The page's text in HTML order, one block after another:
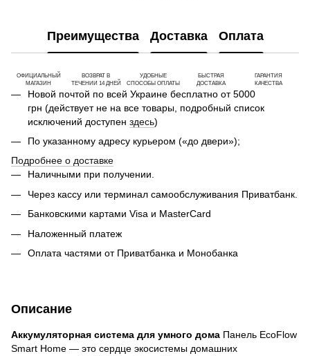
Преимущества Доставка Оплата
ОФИЦИАЛЬНЫЙ
МАГАЗИН
ВОЗВРАТ В
ТЕЧЕНИИ 14 ДНЕЙ
УДОБНЫЕ
СПОСОБЫ ОПЛАТЫ
БЫСТРАЯ
ДОСТАВКА
ГАРАНТИЯ
КАЧЕСТВА
Новой почтой по всей Украине бесплатно от 5000
грн (действует не на все товары, подробный список
исключений доступен здесь)
По указанному адресу курьером («до двери»);
Подробнее о доставке
Наличными при получении.
Через кассу или терминал самообслуживания Приватбанк.
Банковскими картами Visa и MasterCard
Наложенный платеж
Оплата частями от Приватбанка и Монобанка
Описание
Аккумуляторная система для умного дома Панель EcoFlow
Smart Home — это сердце экосистемы домашних